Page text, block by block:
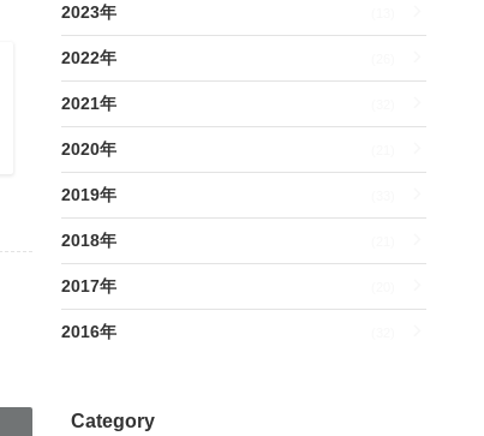
2023年
2022年
2021年
2020年
2019年
2018年
2017年
2016年
Category